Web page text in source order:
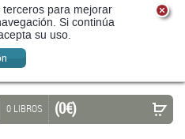
terceros para mejorar
Si continúa
su uso.
0 LIBROS (0 €)